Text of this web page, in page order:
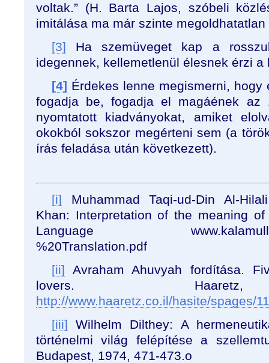
voltak.” (H. Barta Lajos, szóbeli
imitálása ma már szinte
[3] Ha szemüveget kap a
idegennek, kellemetlenül élesnek érzi a
[4] Érdekes lenne megismerni,
fogadja be, fogadja el magáének az
nyomtatott kiadványokat, amiket
okokból sokszor megérteni sem (a
írás feladása után következett).
[i] Muhammad Taqi-ud-Din Al-
Khan: Interpretation of the meaning
Language
%20Translation.pdf
[ii] Avraham Ahuvyah fordítása.
lovers.
http://www.haaretz.co.il/hasite/spages/
[iii] Wilhelm Dilthey: A
történelmi világ felépítése a
Budapest, 1974, 471-473.o